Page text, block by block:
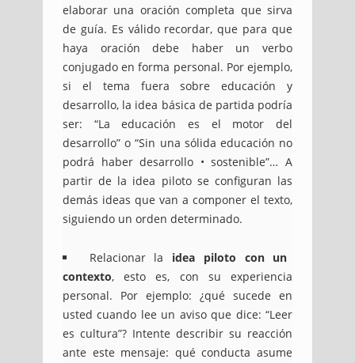
elaborar una oración completa que sirva
de guía. Es válido recordar, que para que
haya oración debe haber un verbo
conjugado en forma personal. Por ejemplo,
si el tema fuera sobre educación y
desarrollo, la idea básica de partida podría
ser: “La educación es el motor del
desarrollo” o “Sin una sólida educación no
podrá haber desarrollo • sostenible”… A
partir de la idea piloto se configuran las
demás ideas que van a componer el texto,
siguiendo un orden determinado.
Relacionar la idea piloto con un
contexto, esto es, con su experiencia
personal. Por ejemplo: ¿qué sucede en
usted cuando lee un aviso que dice: “Leer
es cultura”? Intente describir su reacción
ante este mensaje: qué conducta asume